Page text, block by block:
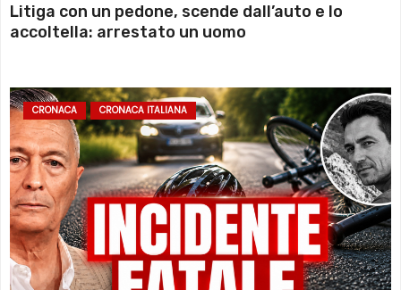
Litiga con un pedone, scende dall’auto e lo
accoltella: arrestato un uomo
CRONACA CRONACA ITALIANA